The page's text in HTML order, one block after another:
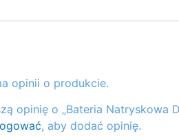
opinii o produkcie.
opinię o „Bateria Natryskowa
, aby dodać opinię.